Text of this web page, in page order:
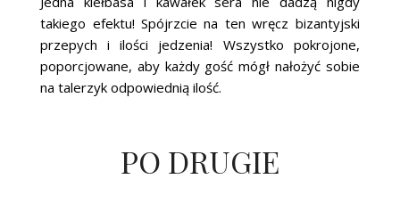
takiego efektu! Spójrzcie na ten wręcz bizantyjski
przepych i ilości jedzenia! Wszystko pokrojone,
poporcjowane, aby każdy gość mógł nałożyć sobie
na talerzyk odpowiednią ilość.
PO DRUGIE